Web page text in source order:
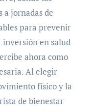
a jornadas de
para prevenir
en salud
ahora como
Al elegir
físico y la
de bienestar